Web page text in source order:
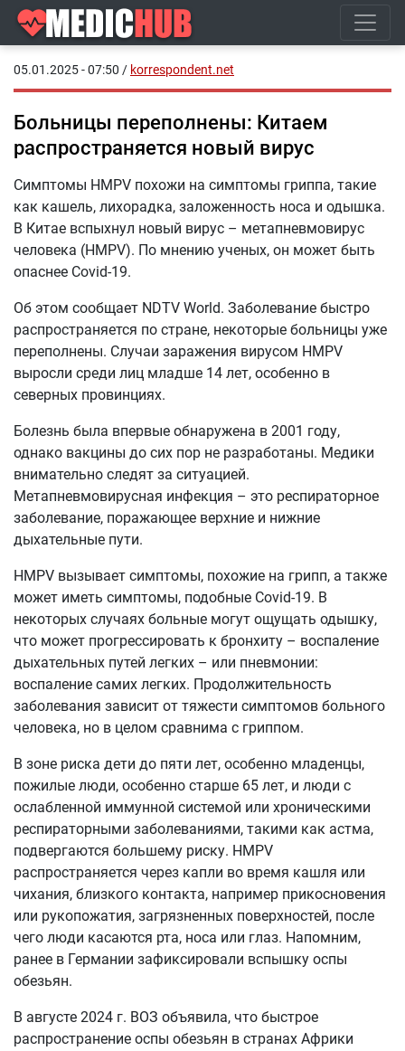
05.01.2025 - 07:50 / korrespondent.net
Больницы переполнены: Китаем
распространяется новый вирус
Симптомы HMPV похожи на симптомы гриппа, такие
как кашель, лихорадка, заложенность носа и одышка.
В Китае вспыхнул новый вирус – метапневмовирус
человека (HMPV). По мнению ученых, он может быть
опаснее Covid-19.
Об этом сообщает NDTV World. Заболевание быстро
распространяется по стране, некоторые больницы уже
переполнены. Случаи заражения вирусом HMPV
выросли среди лиц младше 14 лет, особенно в
северных провинциях.
Болезнь была впервые обнаружена в 2001 году,
однако вакцины до сих пор не разработаны. Медики
внимательно следят за ситуацией.
Метапневмовирусная инфекция – это респираторное
заболевание, поражающее верхние и нижние
дыхательные пути.
HMPV вызывает симптомы, похожие на грипп, а также
может иметь симптомы, подобные Covid-19. В
некоторых случаях больные могут ощущать одышку,
что может прогрессировать к бронхиту – воспаление
дыхательных путей легких – или пневмонии:
воспаление самих легких. Продолжительность
заболевания зависит от тяжести симптомов больного
человека, но в целом сравнима с гриппом.
В зоне риска дети до пяти лет, особенно младенцы,
пожилые люди, особенно старше 65 лет, и люди с
ослабленной иммунной системой или хроническими
респираторными заболеваниями, такими как астма,
подвергаются большему риску. HMPV
распространяется через капли во время кашля или
чихания, близкого контакта, например прикосновения
или рукопожатия, загрязненных поверхностей, после
чего люди касаются рта, носа или глаз. Напомним,
ранее в Германии зафиксировали вспышку оспы
обезьян.
В августе 2024 г. ВОЗ объявила, что быстрое
распространение оспы обезьян в странах Африки